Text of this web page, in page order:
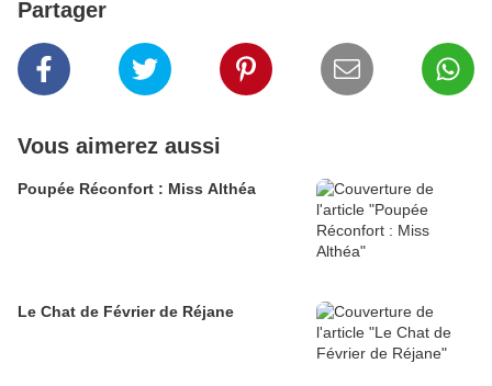
Partager
Vous aimerez aussi
Poupée Réconfort : Miss Althéa
Le Chat de Février de Réjane